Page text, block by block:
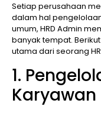
Setiap perusahaan
dalam hal
umum, HRD Admin
banyak tempat.
utama dari seorang
1.
Karyawan